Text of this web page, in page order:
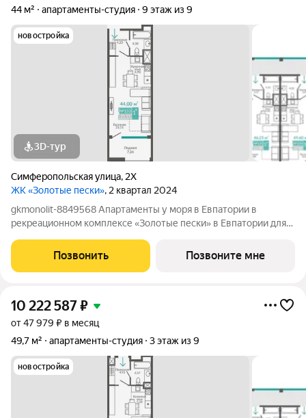
44 м²
апартаменты-студия 9 этаж из 9
новостройка
3D-тур
Симферопольская улица, 2Х
ЖК «Золотые пески», 2 квартал 2024
gkmonolit-8849568 Апартаменты у моря в Евпатории в
рекреационном комплексе «Золотые пески» в Евпатории для
ОГРАНИЧЕНО! Ввод в эксплуатацию - II кв. 2027 О
КОМПЛЕКСЕ. Комплекс апартаментов «Золотые пески» -
Позвонить Позвоните мне
10 222 587₽
от 47 979 ₽ в месяц
49,7 м²
апартаменты-студия 3 этаж из 9
новостройка